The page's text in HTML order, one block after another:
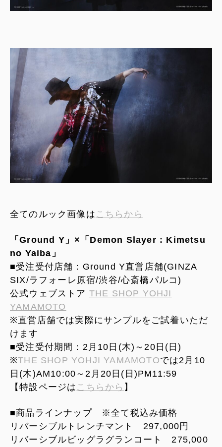
全てのルック画像は こちらから
「Ground Y」×「Demon Slayer : Kimetsu
no Yaiba」
■受注受付店舗：Ground Y直営店舗(GINZA
SIX/ラフォーレ原宿/渋谷/心斎橋パルコ)
公式ウェブストア THE SHOP YOHJI
YAMAMOTO
※直営店舗では実際にサンプルをご試着いただ
けます
■受注受付期間：2月10日(木)～20日(日)
※THE SHOP YOHJI YAMAMOTOでは2月10
日(木)AM10:00～2月20日(日)PM11:59
【特設ページは こちらから 】
■商品ラインナップ ※全て税込み価格
リバーシブルトレンチマント 297,000円
リバーシブルビッグラグランコート 275,000